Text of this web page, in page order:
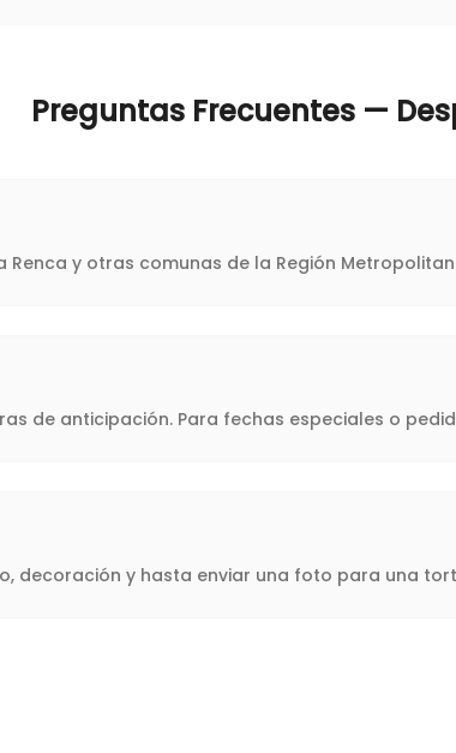
Preguntas Frecuentes —
Renca y otras comunas de la Región
de anticipación. Para fechas especiales o
decoración y hasta enviar una foto para una